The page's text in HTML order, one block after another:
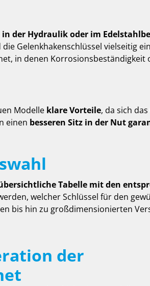
der Hydraulik oder im
Gelenkhakenschlüssel vielseitig
in denen Korrosionsbeständigkeit
Modelle klare Vorteile, da sich
einen besseren Sitz in der Nut
Tabelle mit den
welcher Schlüssel für den
bis hin zu großdimensionierten
der